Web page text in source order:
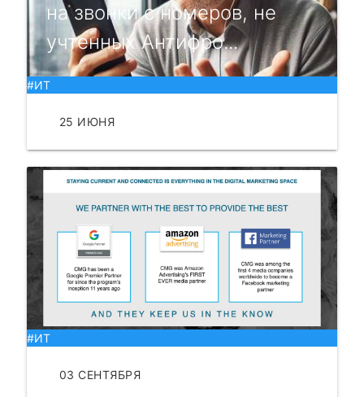
на звонки с номеров, не
учтенных Антифро...
#ИТ
25 ИЮНЯ
#ИТ
03 СЕНТЯБРЯ